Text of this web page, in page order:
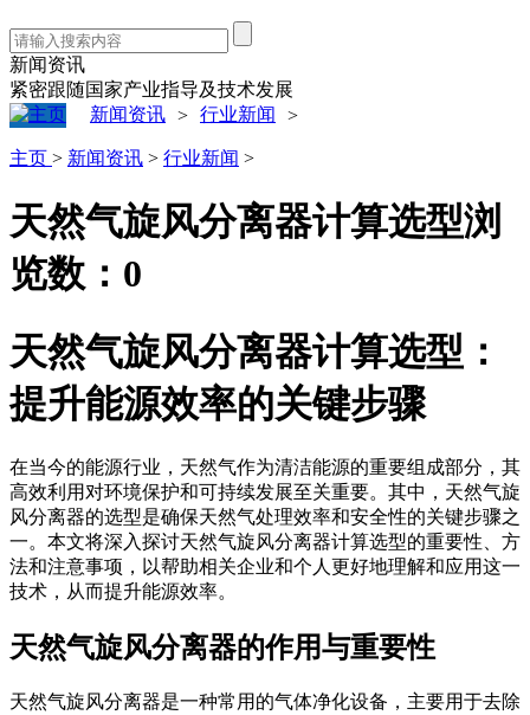
新闻资讯
紧密跟随国家产业指导及技术发展
新闻资讯 > 行业新闻 >
主页 > 新闻资讯 > 行业新闻 >
天然气旋风分离器计算选型浏
览数： 0
天然气旋风分离器计算选型：
提升能源效率的关键步骤
在当今的能源行业，天然气作为清洁能源的重要组成部分，其
高效利用对环境保护和可持续发展至关重要。其中，天然气旋
风分离器的选型是确保天然气处理效率和安全性的关键步骤之
一。本文将深入探讨天然气旋风分离器计算选型的重要性、方
法和注意事项，以帮助相关企业和个人更好地理解和应用这一
技术，从而提升能源效率。
天然气旋风分离器的作用与重要性
天然气旋风分离器是一种常用的气体净化设备，主要用于去除